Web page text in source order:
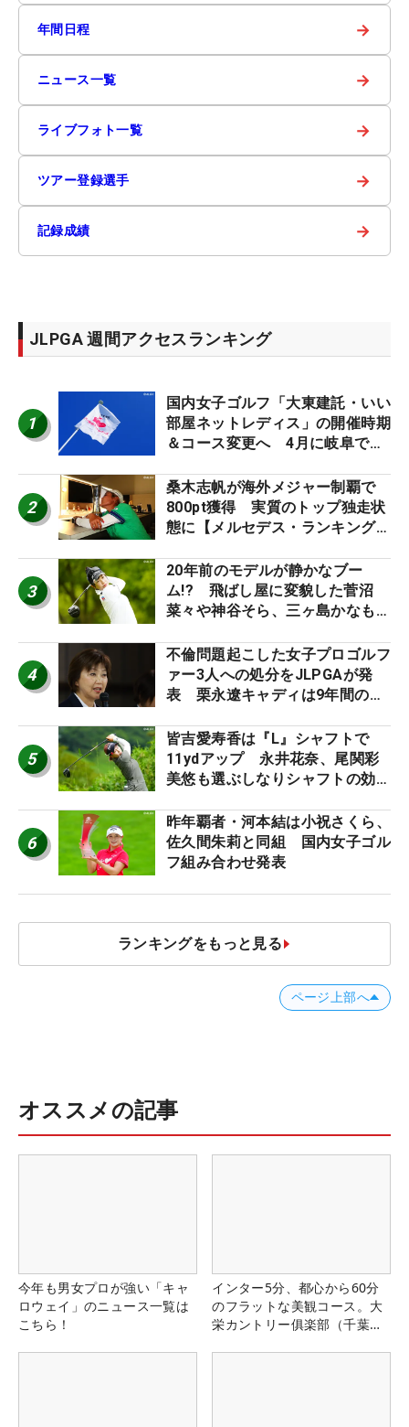
年間日程 →
ニュース一覧 →
ライブフォト一覧 →
ツアー登録選手 →
記録成績 →
JLPGA 週間アクセスランキング
1
国内女子ゴルフ「大東建託・いい
部屋ネットレディス」の開催時期
＆コース変更へ 4月に岐阜で開
2
桑木志帆が海外メジャー制覇で
800pt獲得 実質のトップ独走状
態に【メルセデス・ランキング番
3
20年前のモデルが静かなブー
ム!? 飛ばし屋に変貌した菅沼
菜々や神谷そら、三ヶ島かなも使
ロたちの“飛ばしギア”】
4
不倫問題起こした女子プロゴルフ
ァー3人への処分をJLPGAが発
表 栗永遼キャディは9年間の立
5
皆吉愛寿香は『L』シャフトで
11ydアップ 永井花奈、尾関彩
美悠も選ぶしなりシャフトの効果
ア”】
6
昨年覇者・河本結は小祝さくら、
佐久間朱莉と同組 国内女子ゴル
フ組み合わせ発表
ランキングをもっと見る
ページ上部へ
オススメの記事
今年も男女プロが強い「キャ
ロウェイ」のニュース一覧は
こちら！
インター5分、都心から60分
のフラットな美観コース。大
栄カントリー俱楽部（千葉